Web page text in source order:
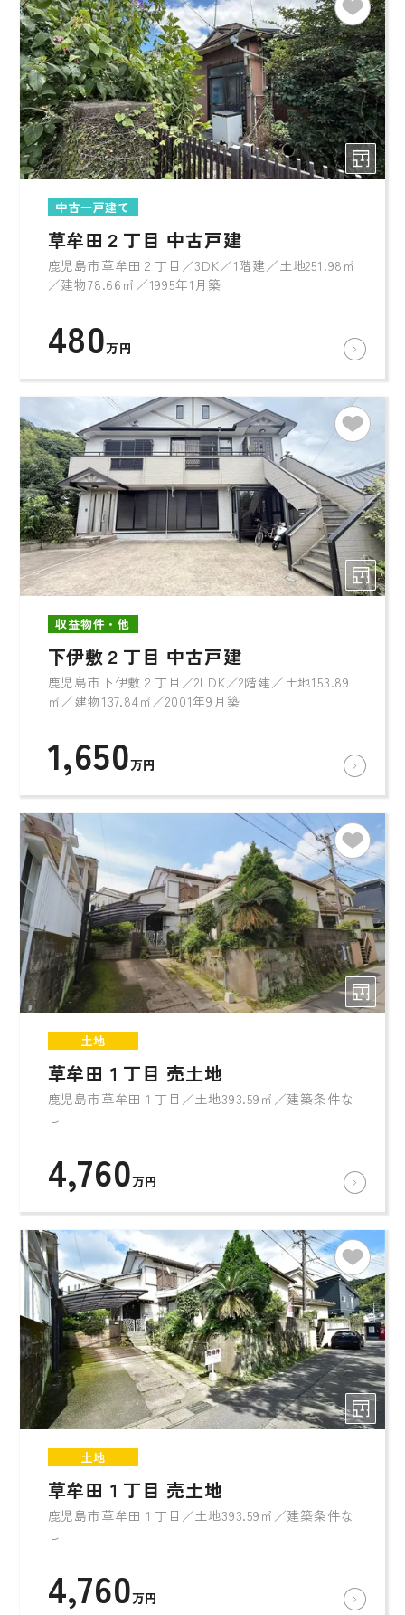
中古一戸建て
草牟田２丁目 中古戸建
鹿児島市草牟田２丁目／3DK／1階建／土地251.98㎡
／建物78.66㎡／1995年1月築
480万円
収益物件・他
下伊敷２丁目 中古戸建
鹿児島市下伊敷２丁目／2LDK／2階建／土地153.89
㎡／建物137.84㎡／2001年9月築
1,650万円
土地
草牟田１丁目 売土地
鹿児島市草牟田１丁目／土地393.59㎡／建築条件な
し
4,760万円
土地
草牟田１丁目 売土地
鹿児島市草牟田１丁目／土地393.59㎡／建築条件な
し
4,760万円